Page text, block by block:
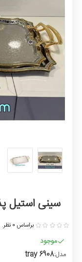
سینی استیل
موجود
مدل:tray 6908
براساس 0 نظر.